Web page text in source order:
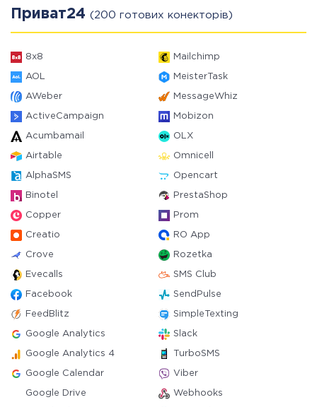
Приват24 (200 готових конекторів)
8x8 Mailchimp
AOL MeisterTask
AWeber MessageWhiz
ActiveCampaign Mobizon
Acumbamail OLX
Airtable Omnicell
AlphaSMS Opencart
Binotel PrestaShop
Copper Prom
Creatio RO App
Crove Rozetka
Evecalls SMS Club
Facebook SendPulse
FeedBlitz SimpleTexting
Google Analytics Slack
Google Analytics 4 TurboSMS
Google Calendar Viber
Google Drive Webhooks